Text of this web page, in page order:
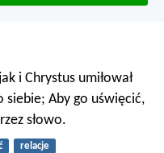
i Chrystus umiłował
siebie; Aby go uświęcić,
słowo.
relacje